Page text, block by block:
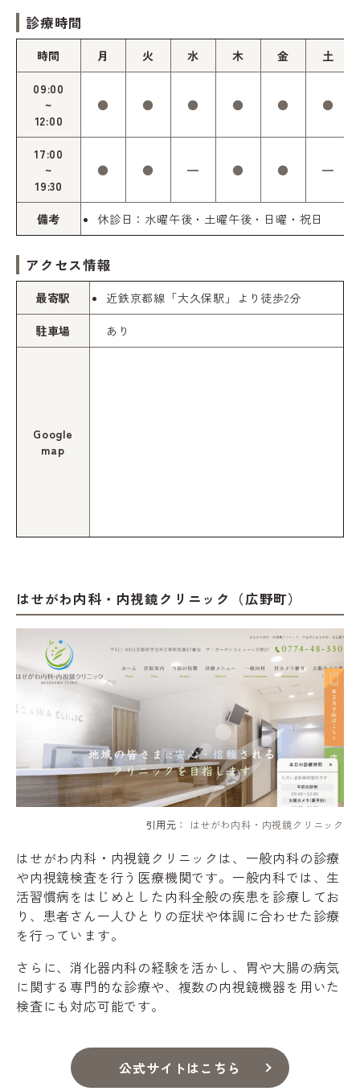
診療時間
時間 月 火 水 木 金 土
09:00
~
12:00
● ● ● ● ● ●
17:00
~
19:30
● ● ━ ● ● ━
備考 休診日：水曜午後・土曜午後・日曜・祝日
アクセス情報
最寄駅 近鉄京都線「大久保駅」より徒歩2分
駐車場 あり
Google
map
はせがわ内科・内視鏡クリニック（広野町）
引用元： はせがわ内科・内視鏡クリニック
はせがわ内科・内視鏡クリニックは、一般内科の診療
や内視鏡検査を行う医療機関です。一般内科では、生
活習慣病をはじめとした内科全般の疾患を診療してお
り、患者さん一人ひとりの症状や体調に合わせた診療
を行っています。
さらに、消化器内科の経験を活かし、胃や大腸の病気
に関する専門的な診療や、複数の内視鏡機器を用いた
検査にも対応可能です。
公式サイトはこちら